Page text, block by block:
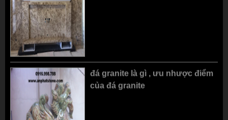
ĐÁ HOA VĂN LÁT ĐÌNH
CHÙA NHÀ THỜ CỔ
LĂNG MỘ ĐÁ NGUYÊN
KHỐI BẰNG ĐÁ THANH
đá granite là gì , ưu nhược điểm
của đá granite